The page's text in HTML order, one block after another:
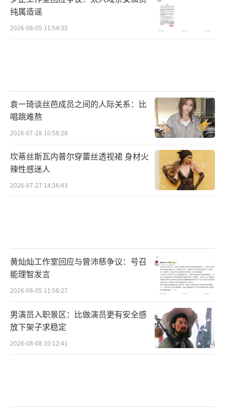
纯属造谣
2026-08-05 11:54:32
袁一琦谈丝芭成员之间的人际关系：比
唱跳难熬
2026-07-28 10:58:28
坎蒂丝斯瓦内普尔穿蕾丝透视裙 身材火
辣性感迷人
2026-07-27 14:36:43
黄灿灿工作室回应与曾沛慈争议：号召
能理智发言
2026-08-05 11:56:27
男演员入职景区：比做演员更有安全感
放下架子求稳定
2026-08-08 10:12:41